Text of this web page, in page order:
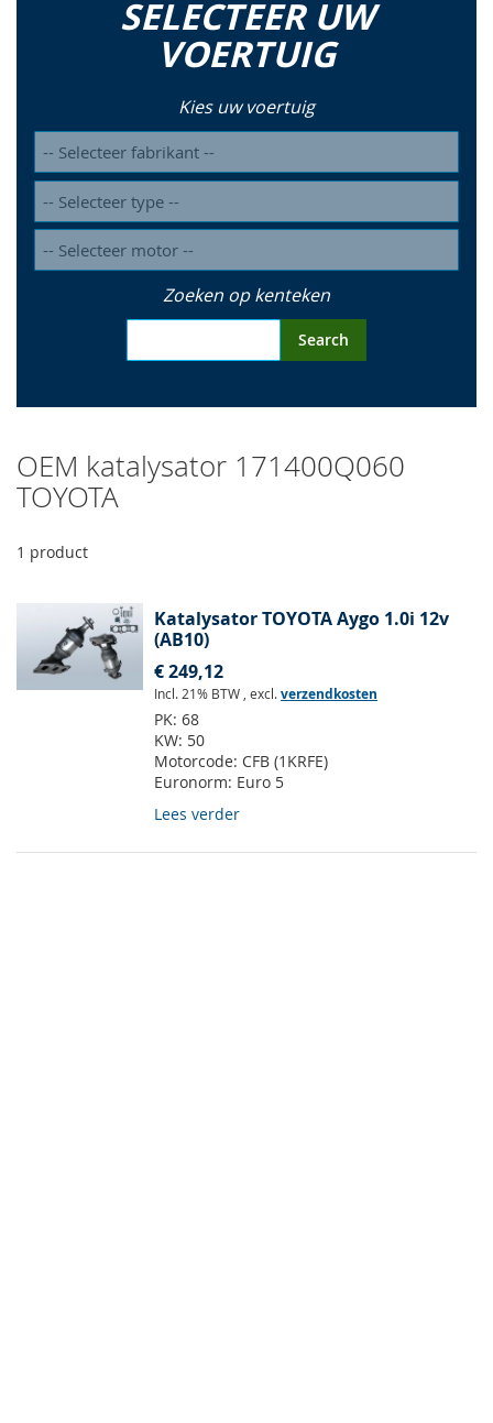
SELECTEER UW
VOERTUIG
Kies uw voertuig
Zoeken op kenteken
Search
OEM katalysator 171400Q060
TOYOTA
1 product
Katalysator TOYOTA Aygo 1.0i 12v
(AB10)
€ 249,12
Incl. 21% BTW , excl.verzendkosten
PK: 68
KW: 50
Motorcode: CFB (1KRFE)
Euronorm: Euro 5
Lees verder